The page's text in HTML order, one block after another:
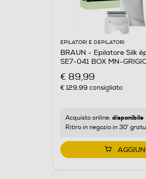
EPILATORI E DEPILATORI
BRAUN - Epilatore Silk
SE7-041 BOX MN-
€ 89,99
€ 129,99 consigliato
Acquisto online: disponibile
Ritiro in negozio in 30'